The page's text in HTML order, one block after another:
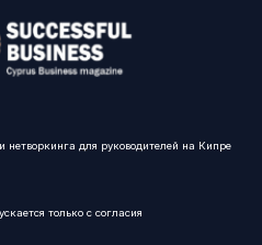
нетворкинга для руководителей на Кипре
только с согласия